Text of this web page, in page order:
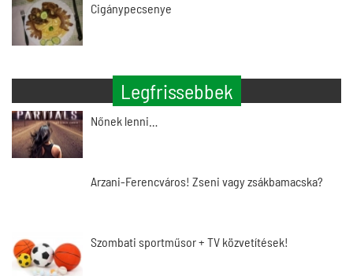
Cigánypecsenye
Legfrissebbek
Nőnek lenni…
Arzani-Ferencváros! Zseni vagy zsákbamacska?
Szombati sportműsor + TV közvetítések!